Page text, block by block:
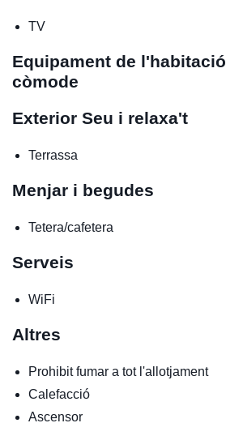
TV
Equipament de l'habitació
còmode
Exterior Seu i relaxa't
Terrassa
Menjar i begudes
Tetera/cafetera
Serveis
WiFi
Altres
Prohibit fumar a tot l'allotjament
Calefacció
Ascensor